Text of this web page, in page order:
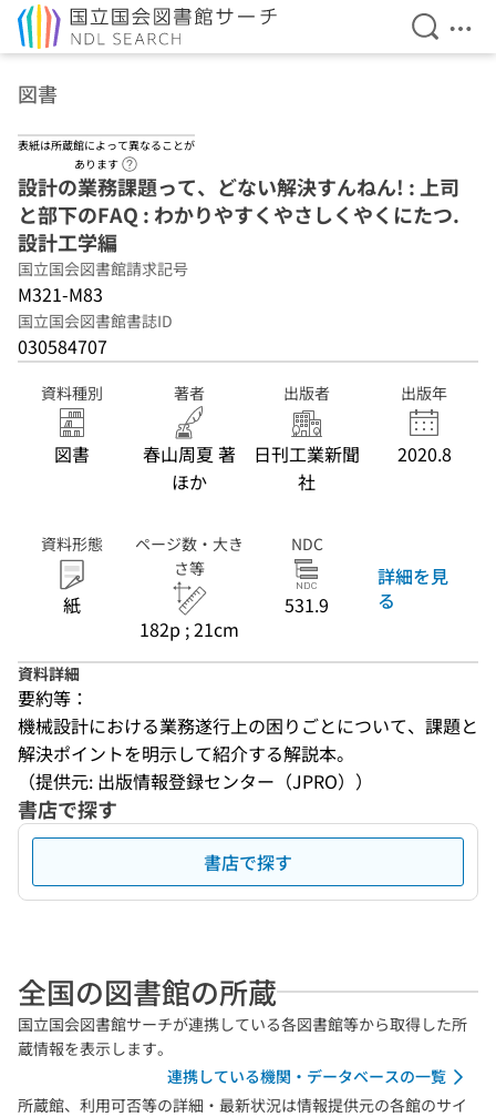
検索を
メ
図書
表紙は所蔵館によって異なることが
あります
設計の業務課題って、どない解決すんねん! : 上司
と部下のFAQ : わかりやすくやさしくやくにたつ.
設計工学編
国立国会図書館請求記号
M321-M83
国立国会図書館書誌ID
030584707
資料種別
図書
著者
春山周夏 著
ほか
出版者
日刊工業新聞
社
出版年
2020.8
資料形態
紙
ページ数・大き
さ等
182p ; 21cm
NDC
531.9
詳細を見
る
資料詳細
要約等：
機械設計における業務遂行上の困りごとについて、課題と
解決ポイントを明示して紹介する解説本。
（提供元: 出版情報登録センター（JPRO））
書店で探す
書店で探す
全国の図書館の所蔵
国立国会図書館サーチが連携している各図書館等から取得した所
蔵情報を表示します。
連携している機関・データベースの一覧
所蔵館、利用可否等の詳細・最新状況は情報提供元の各館のサイ